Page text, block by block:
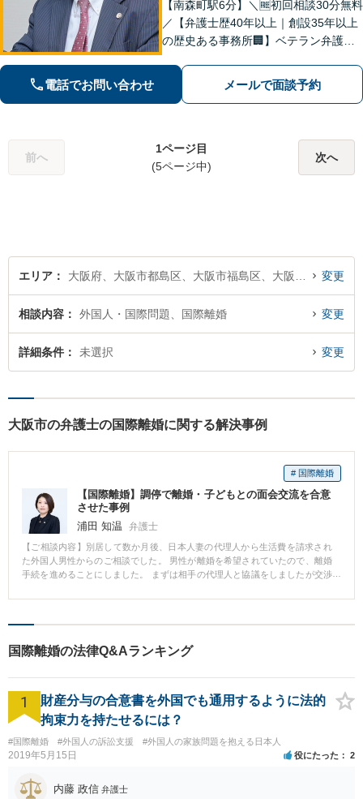
【南森町駅6分】＼🆓初回相談30分無料
／【弁護士歴40年以上｜創設35年以上
の歴史ある事務所🏢】ベテラン弁護士
提供いたします。どのようなことで
も、お気軽にご相談ください【セミナ
電話でお問い合わせ メールで面談予約
前へ
1ページ目
(5ページ中)
次へ
エリア 変更
相談内容 外国人・国際問題、国際離婚 変更
詳細条件 未選択 変更
大阪市の弁護士の国際離婚に関する解決事例
# 国際離婚
【国際離婚】調停で離婚・子どもとの面会交流を合意
させた事例
浦田 知温
弁護士
【ご相談内容】別居して数か月後、日本人妻の代理人から生活費を請求され
た外国人男性からのご相談でした。 男性が離婚を希望されていたので、離婚
手続を進めることにしました。 まずは相手の代理人と協議をしましたが交渉
めました。 【先生のコメント】 調停で離婚を成立させ、月1回子どもと会え
国際離婚の法律Q&Aランキング
1
財産分与の合意書を外国でも通用するように法的
拘束力を持たせるには？
#国際離婚 #外国人の訴訟支援 #外国人の家族問題を抱える日本人
2019年5月15日 役にたった 2
内藤 政信 弁護士